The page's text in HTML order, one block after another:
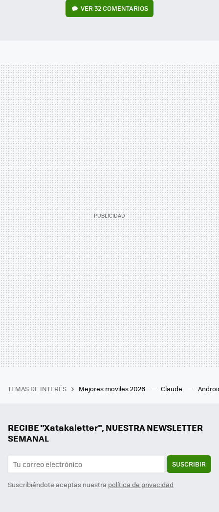
VER 32 COMENTARIOS
TEMAS DE INTERÉS Mejores moviles 2026 Claude
RECIBE "Xatakaletter", NUESTRA NEWSLETTER
SEMANAL
SUSCRIBIR
Suscribiéndote aceptas nuestra política de privacidad